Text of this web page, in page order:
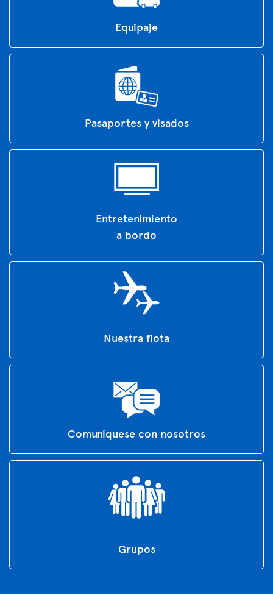
Equipaje
Pasaportes y visados
Entretenimiento
a bordo
Nuestra flota
Comuníquese con nosotros
Grupos